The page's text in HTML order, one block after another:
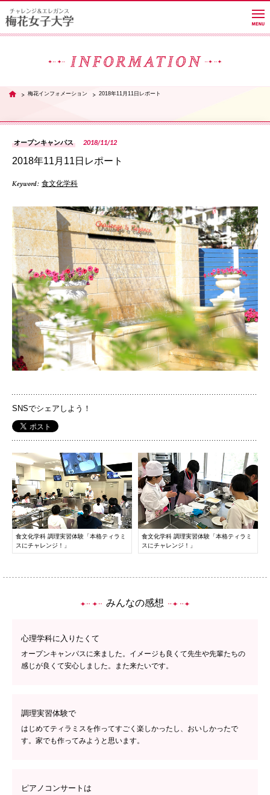
学部・学科・大学院
教員紹介サイト
キャンパスライフ
進路・就職
国際交流
産学連携
交通アクセス
代表
072-643-6221
入試広報部
072-643-6566
TOP 梅花インフォメーション 2018年11月11日レポート
オープンキャンパス 2018/11/12
2018年11月11日レポート
Keyword : 食文化学科
SNSでシェアしよう！
PHOTO
食文化学科 調理実習体験「本格ティラミ
スにチャレンジ！」
食文化学科 調理実習体験「本格ティラミ
スにチャレンジ！」
みんなの感想
心理学科に入りたくて
オープンキャンパスに来ました。イメージも良くて先生や先輩たちの
感じが良くて安心しました。また来たいです。
調理実習体験で
はじめてティラミスを作ってすごく楽しかったし、おいしかったで
す。家でも作ってみようと思います。
ピアノコンサートは